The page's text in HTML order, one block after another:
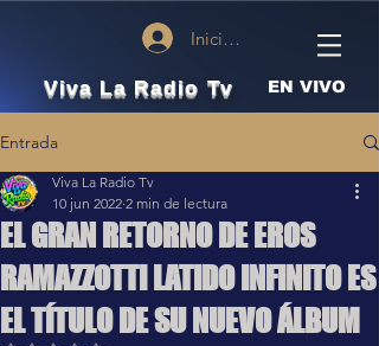
Iniciar sesión
Viva La Radio Tv EN VIVO
Entrada
EL GRAN RETORNO DE EROS
RAMAZZOTTI LATIDO INFINITO ES
EL TÍTULO DE SU NUEVO ÁLBUM
Viva La Radio Tv
10 jun 2022 2 min de lectura